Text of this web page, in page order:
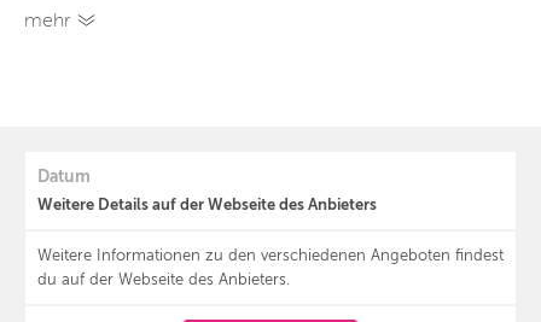
mehr
Datum
Weitere Details auf der Webseite des Anbieters
Weitere Informationen zu den verschiedenen Angeboten findest
du auf der Webseite des Anbieters.